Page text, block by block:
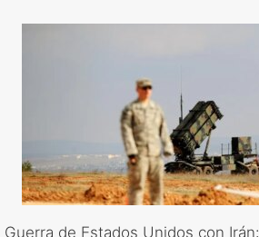
Guerra de Estados Unidos con